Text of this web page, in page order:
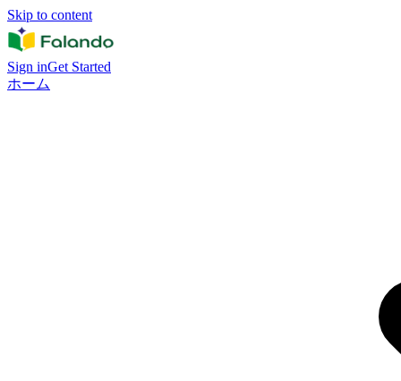
Skip to content
Sign inGet Started
ホーム